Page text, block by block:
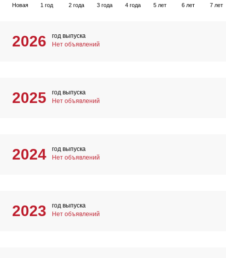
Новая 1 год 2 года 3 года 4 года 5 лет 6 лет 7 лет
2026
год выпуска
Нет объявлений
2025
год выпуска
Нет объявлений
2024
год выпуска
Нет объявлений
2023
год выпуска
Нет объявлений